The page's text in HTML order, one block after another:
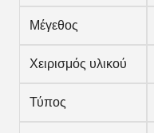
Μέγεθος
Χειρισμός υλικού
Τύπος